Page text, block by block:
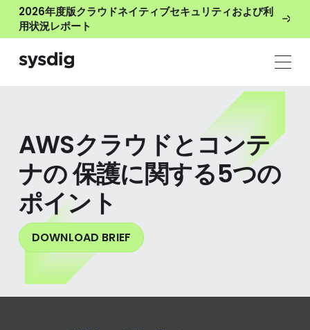
2026年度版クラウドネイティブセキュリティおよび利
用状況レポート
AWSクラウドとコンテ
ナの 保護に関する5つの
ポイント
DOWNLOAD BRIEF